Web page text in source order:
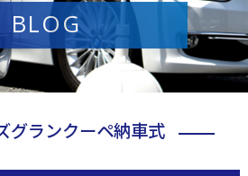
BLOG
グランクーペ納車式